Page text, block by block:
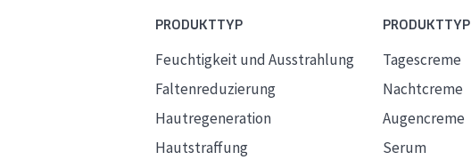
PRODUKTTYP
Feuchtigkeit und Ausstrahlung
Faltenreduzierung
Hautregeneration
Hautstraffung
PRODUKTTYP
Tagescreme
Nachtcreme
Augencreme
Serum